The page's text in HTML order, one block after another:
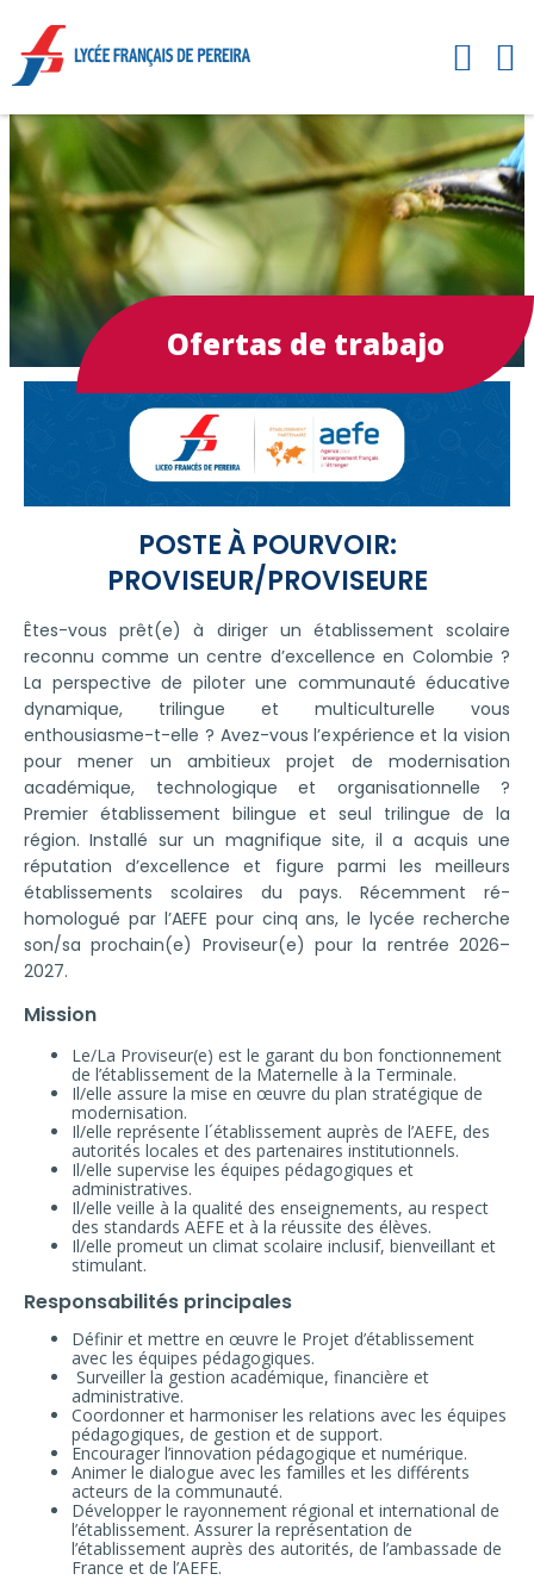
Ofertas de trabajo
POSTE À POURVOIR:
PROVISEUR/PROVISEURE
Êtes-vous prêt(e) à diriger un établissement scolaire
reconnu comme un centre d’excellence en Colombie ?
La perspective de piloter une communauté éducative
dynamique, trilingue et multiculturelle vous
enthousiasme-t-elle ? Avez-vous l’expérience et la vision
pour mener un ambitieux projet de modernisation
académique, technologique et organisationnelle ?
Premier établissement bilingue et seul trilingue de la
région. Installé sur un magnifique site, il a acquis une
réputation d’excellence et figure parmi les meilleurs
établissements scolaires du pays. Récemment ré-
homologué par l’AEFE pour cinq ans, le lycée recherche
son/sa prochain(e) Proviseur(e) pour la rentrée 2026–
2027.
Mission
Le/La Proviseur(e) est le garant du bon fonctionnement
de l’établissement de la Maternelle à la Terminale.
Il/elle assure la mise en œuvre du plan stratégique de
modernisation.
Il/elle représente l´établissement auprès de l’AEFE, des
autorités locales et des partenaires institutionnels.
Il/elle supervise les équipes pédagogiques et
administratives.
Il/elle veille à la qualité des enseignements, au respect
des standards AEFE et à la réussite des élèves.
Il/elle promeut un climat scolaire inclusif, bienveillant et
stimulant.
Responsabilités principales
Définir et mettre en œuvre le Projet d’établissement
avec les équipes pédagogiques.
Surveiller la gestion académique, financière et
administrative.
Coordonner et harmoniser les relations avec les équipes
pédagogiques, de gestion et de support.
Encourager l’innovation pédagogique et numérique.
Animer le dialogue avec les familles et les différents
acteurs de la communauté.
Développer le rayonnement régional et international de
l’établissement. Assurer la représentation de
l’établissement auprès des autorités, de l’ambassade de
France et de l’AEFE.